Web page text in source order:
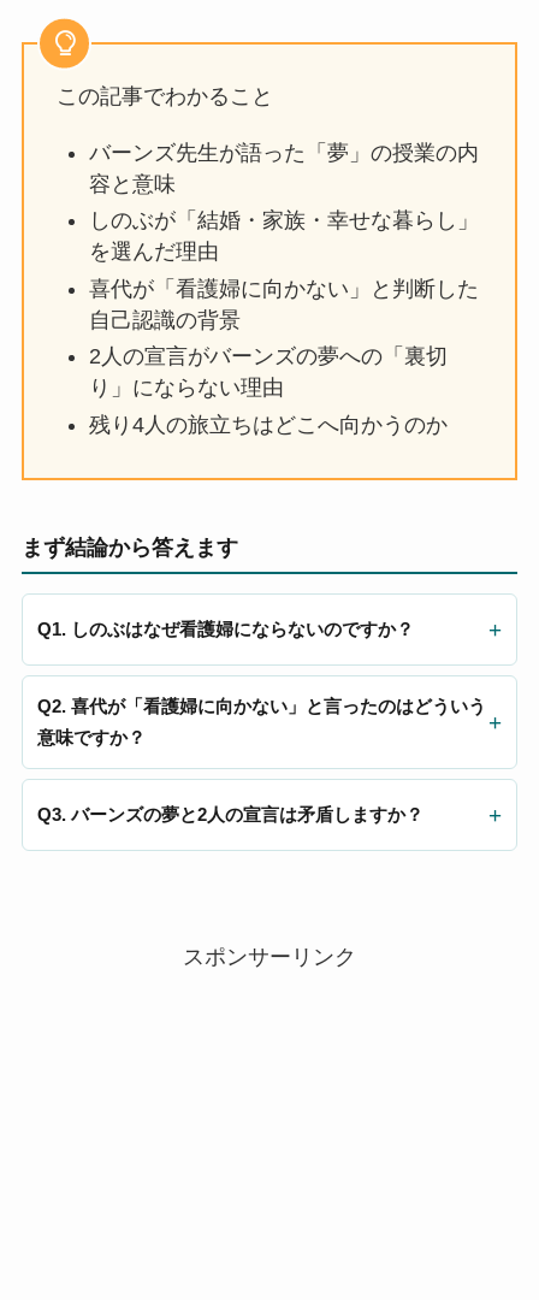
この記事でわかること
バーンズ先生が語った「夢」の授業の内
容と意味
しのぶが「結婚・家族・幸せな暮らし」
を選んだ理由
喜代が「看護婦に向かない」と判断した
自己認識の背景
2人の宣言がバーンズの夢への「裏切
り」にならない理由
残り4人の旅立ちはどこへ向かうのか
まず結論から答えます
Q1. しのぶはなぜ看護婦にならないのですか？
Q2. 喜代が「看護婦に向かない」と言ったのはどういう
意味ですか？
Q3. バーンズの夢と2人の宣言は矛盾しますか？
スポンサーリンク